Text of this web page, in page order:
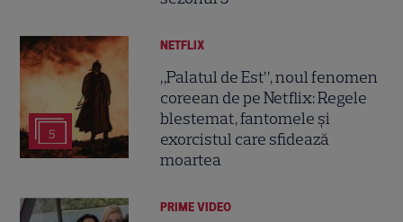
5
NETFLIX
„Palatul de Est”, noul fenomen
coreean de pe Netflix: Regele
blestemat, fantomele și
exorcistul care sfidează
moartea
PRIME VIDEO